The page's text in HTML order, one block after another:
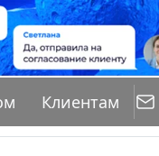
Клиентам